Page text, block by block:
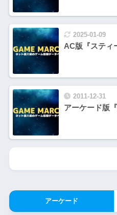
2025-01-09
AC版『スティ
2011-12-31
アーケード版
アーケード